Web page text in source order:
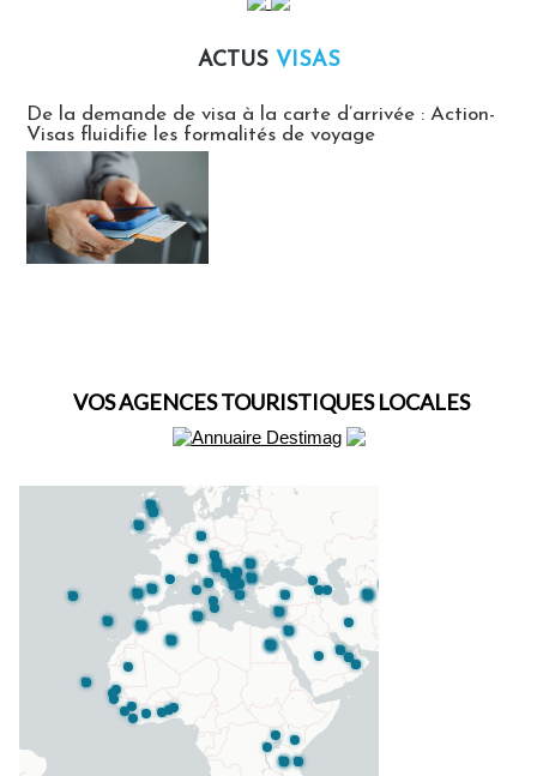
ACTUS VISAS
De la demande de visa à la carte d’arrivée : Action-
Visas fluidifie les formalités de voyage
VOS AGENCES TOURISTIQUES LOCALES